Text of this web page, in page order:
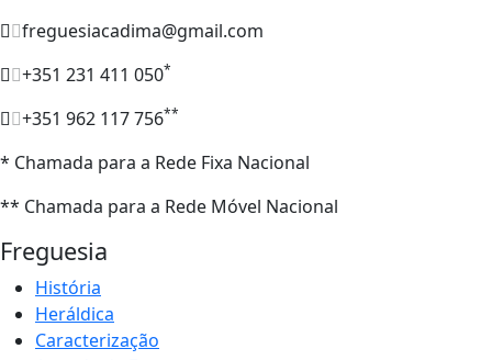
freguesiacadima@gmail.com
+351 231 411 050*
+351 962 117 756**
* Chamada para a Rede Fixa Nacional
** Chamada para a Rede Móvel Nacional
Freguesia
História
Heráldica
Caracterização